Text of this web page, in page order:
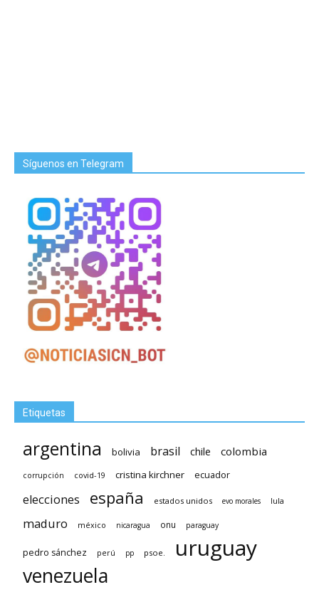
Síguenos en Telegram
Etiquetas
argentina bolivia brasil chile colombia
corrupción covid-19 cristina kirchner ecuador
elecciones españa estados unidos evo morales lula
maduro méxico nicaragua onu paraguay
pedro sánchez perú pp psoe. uruguay
venezuela